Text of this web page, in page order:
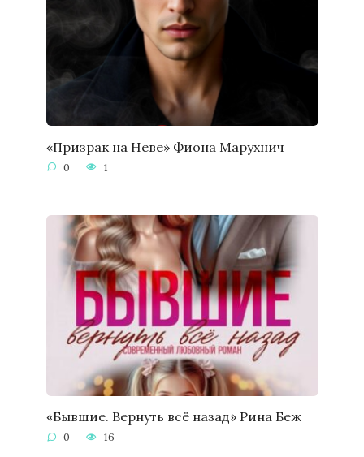
«Призрак на Неве» Фиона Марухнич
0 1
«Бывшие. Вернуть всё назад» Рина Беж
0 16